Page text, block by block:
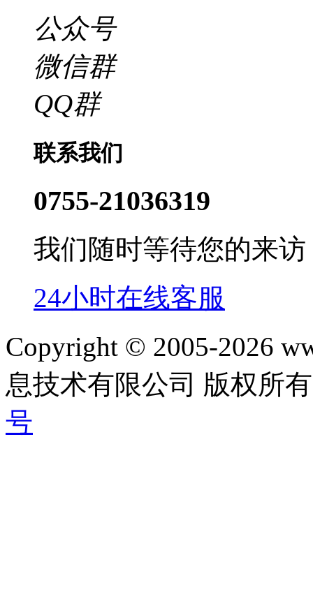
公众号
微信群
QQ群
联系我们
0755-21036319
我们随时等待您的来访
24小时在线客服
Copyright © 2005-2026
息技术有限公司 版权所
号